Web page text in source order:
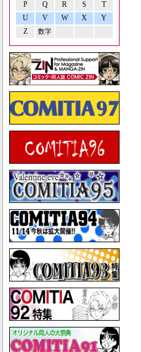
P Q R S
T
U
V W X
Y
Z
数字